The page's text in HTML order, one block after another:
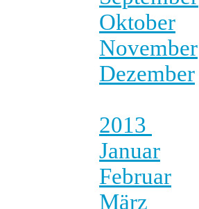
Oktober
November
Dezember
2013
Januar
Februar
März